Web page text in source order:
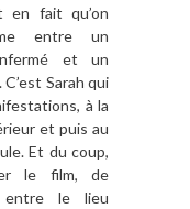
en fait qu’on
entre un
et un
Sarah qui
à la
et puis au
Et du coup,
le film, de
entre le lieu